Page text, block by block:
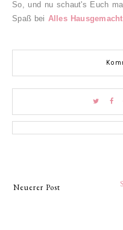
So, und nu schaut's Euch
Spaß bei Alles
Neuerer Post